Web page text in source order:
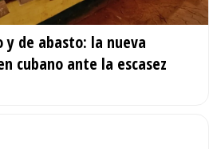
y de abasto: la nueva
cubano ante la escasez